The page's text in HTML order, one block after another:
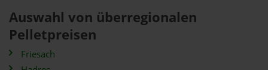
Auswahl von überregionalen
Pelletpreisen
Friesach